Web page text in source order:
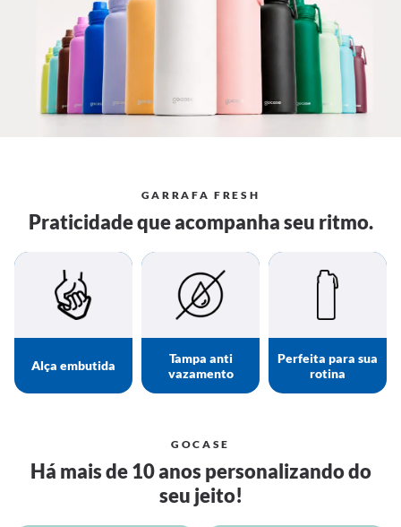
GARRAFA FRESH
Praticidade que acompanha seu ritmo.
Alça embutida
Tampa anti
vazamento
Perfeita para sua
rotina
GOCASE
Há mais de 10 anos personalizando do
seu jeito!